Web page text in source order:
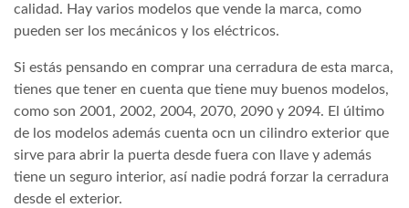
calidad. Hay varios modelos que vende la marca, como
pueden ser los mecánicos y los eléctricos.
Si estás pensando en comprar una cerradura de esta marca,
tienes que tener en cuenta que tiene muy buenos modelos,
como son 2001, 2002, 2004, 2070, 2090 y 2094. El último
de los modelos además cuenta ocn un cilindro exterior que
sirve para abrir la puerta desde fuera con llave y además
tiene un seguro interior, así nadie podrá forzar la cerradura
desde el exterior.